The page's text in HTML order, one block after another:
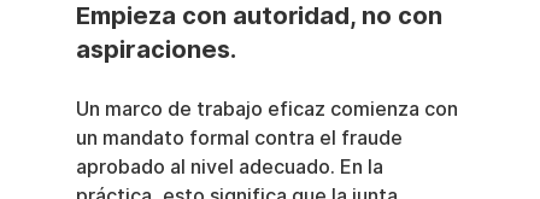
Empieza con autoridad, no con
aspiraciones.
Un marco de trabajo eficaz comienza con
un mandato formal contra el fraude
aprobado al nivel adecuado. En la